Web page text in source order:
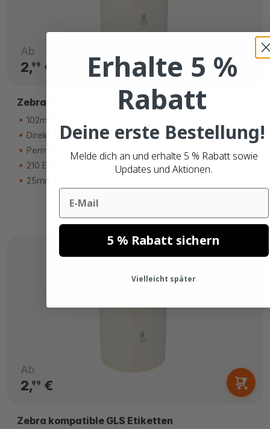
Ab
2,99 €
Zebra kompatible Hermes Etiketten
102mm x 210mm
Direkt thermisch (eco)
Permanenter Kleber
210 Etiketten
25mm Kern
Ab
2,99 €
Zebra kompatible GLS Etiketten
Erhalte 5 %
Rabatt
Deine erste Bestellung!
Melde dich an und erhalte 5 % Rabatt sowie
Updates und Aktionen.
Email
5 % Rabatt sichern
Vielleicht später